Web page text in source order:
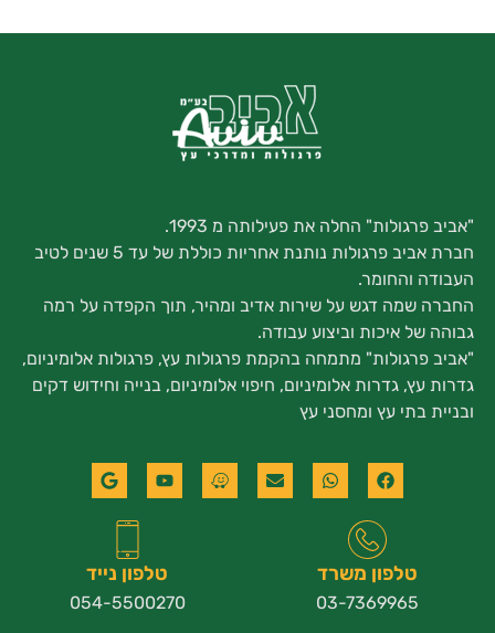
"אביב פרגולות" החלה את פעילותה מ 1993.
חברת אביב פרגולות נותנת אחריות כוללת של עד 5 שנים לטיב
העבודה והחומר.
החברה שמה דגש על שירות אדיב ומהיר, תוך הקפדה על רמה
גבוהה של איכות וביצוע עבודה.
"אביב פרגולות" מתמחה בהקמת פרגולות עץ, פרגולות אלומיניום,
גדרות עץ, גדרות אלומיניום, חיפוי אלומיניום, בנייה וחידוש דקים
ובניית בתי עץ ומחסני עץ
טלפון משרד
03-7369965
טלפון נייד
054-5500270